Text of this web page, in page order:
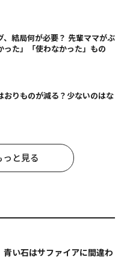
、結局何が必要？ 先輩ママがぶ
った」「使わなかった」もの
おりものが減る？少ないのはな
と見る
い石はサファイアに間違わ